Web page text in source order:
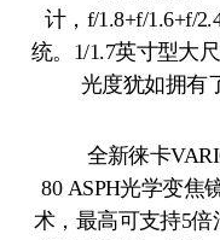
计，f/1.8+f/1.6+f/
统。1/1.7英寸型大
光度犹如拥有
全新徕卡
80 ASPH光学变焦
术，最高可支持5